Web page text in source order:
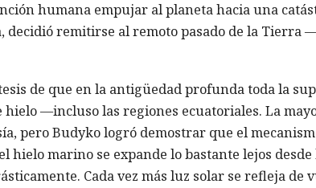
humana empujar al planeta hacia una
decidió remitirse al remoto pasado de la Tierra
de que en la antigüedad profunda toda la
—incluso las regiones ecuatoriales. La
pero Budyko logró demostrar que el
hielo marino se expande lo bastante lejos
Cada vez más luz solar se refleja de